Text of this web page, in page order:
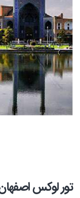
تور لوکس